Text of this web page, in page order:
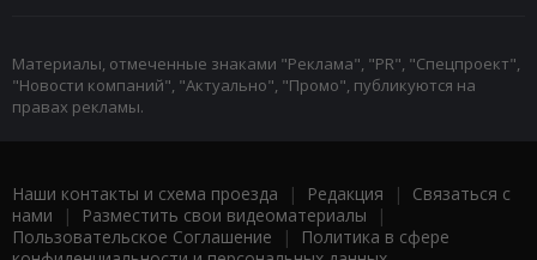
Материалы, отмеченные знаками "Реклама", "PR", "Спецпроект",
"Новости компаний", "Актуально", "Промо", публикуются на
правах рекламы.
Наши контакты и схема проезда | Редакция | Связаться с
нами | Разместить свои видеоматериалы |
Пользовательское Соглашение |
Политика в сфере